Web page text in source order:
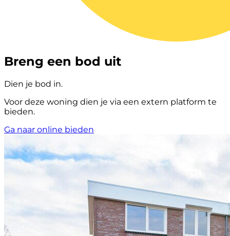
Breng een bod uit
Dien je bod in.
Voor deze woning dien je via een extern platform te
bieden.
Ga naar online bieden